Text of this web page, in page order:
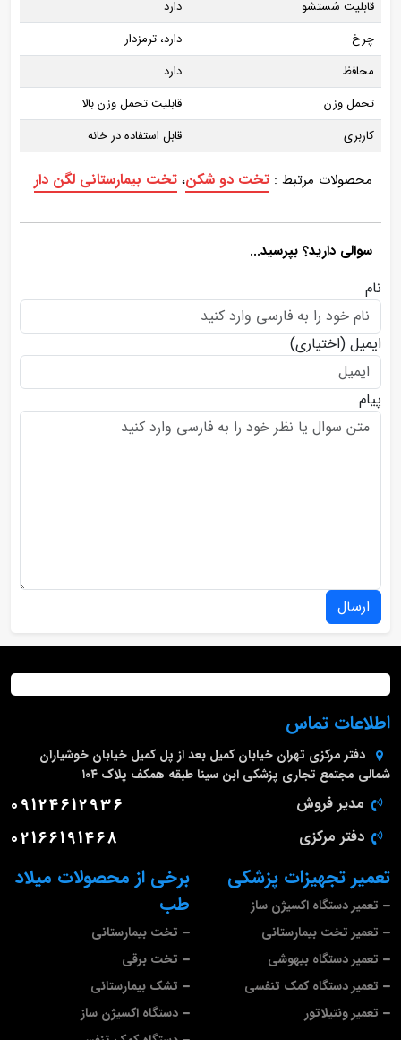
قابلیت شستشو
دارد
چرخ
دارد، ترمزدار
محافظ
دارد
تحمل وزن
قابلیت تحمل وزن بالا
کاربری
قابل استفاده در خانه
محصولات مرتبط : تخت دو شکن، تخت بیمارستانی لگن دار
سوالی دارید؟ بپرسید...
نام
ایمیل (اختیاری)
پیام
ارسال
برخی از محصولات میلاد
طب
تخت بیمارستانی
تخت برقی
تشک بیمارستانی
دستگاه اکسیژن ساز
تعمیر تجهیزات پزشکی
تعمیر دستگاه اکسیژن ساز
تعمیر تخت بیمارستانی
تعمیر دستگاه بیهوشی
تعمیر دستگاه کمک تنفسی
تعمیر ونتیلاتور
اطلاعات تماس
دفتر مرکزی تهران خیابان کمیل بعد از پل کمیل خیابان خوشیاران
شمالی مجتمع تجاری پزشکی ابن سینا طبقه همکف پلاک ۱۰۴
مدیر فروش 09124612936
دفتر مرکزی 02166191468